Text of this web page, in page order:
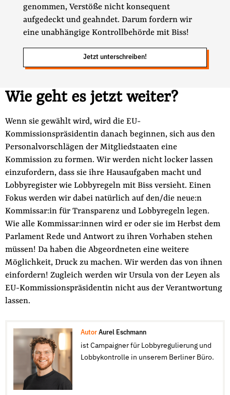
genommen, Verstöße nicht konsequent
aufgedeckt und geahndet. Darum fordern wir
eine unabhängige Kontrollbehörde mit Biss!
Jetzt unterschreiben!
Wie geht es jetzt weiter?
Wenn sie gewählt wird, wird die EU-
Kommissionspräsidentin danach beginnen, sich aus den
Personalvorschlägen der Mitgliedstaaten eine
Kommission zu formen. Wir werden nicht locker lassen
einzufordern, dass sie ihre Hausaufgaben macht und
Lobbyregister wie Lobbyregeln mit Biss versieht. Einen
Fokus werden wir dabei natürlich auf den/die neue:n
Kommissar:in für Transparenz und Lobbyregeln legen.
Wie alle Kommissar:innen wird er oder sie im Herbst dem
Parlament Rede und Antwort zu ihren Vorhaben stehen
müssen! Da haben die Abgeordneten eine weitere
Möglichkeit, Druck zu machen. Wir werden das von ihnen
einfordern! Zugleich werden wir Ursula von der Leyen als
EU-Kommissionspräsidentin nicht aus der Verantwortung
lassen.
Autor Aurel Eschmann
ist Campaigner für Lobbyregulierung und
Lobbykontrolle in unserem Berliner Büro.